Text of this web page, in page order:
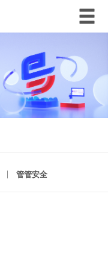
管管安全